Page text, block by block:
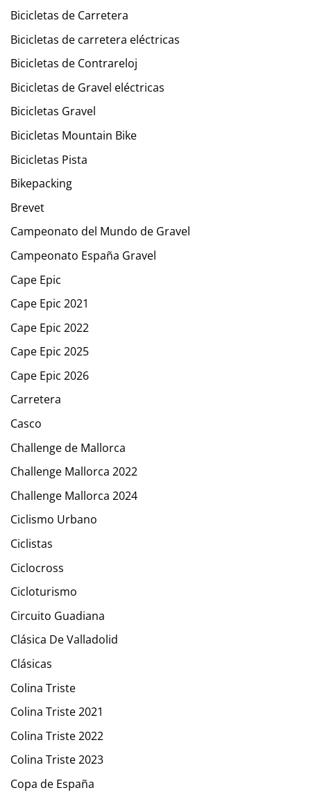
Bicicletas de Carretera
Bicicletas de carretera eléctricas
Bicicletas de Contrareloj
Bicicletas de Gravel eléctricas
Bicicletas Gravel
Bicicletas Mountain Bike
Bicicletas Pista
Bikepacking
Brevet
Campeonato del Mundo de Gravel
Campeonato España Gravel
Cape Epic
Cape Epic 2021
Cape Epic 2022
Cape Epic 2025
Cape Epic 2026
Carretera
Casco
Challenge de Mallorca
Challenge Mallorca 2022
Challenge Mallorca 2024
Ciclismo Urbano
Ciclistas
Ciclocross
Cicloturismo
Circuito Guadiana
Clásica De Valladolid
Clásicas
Colina Triste
Colina Triste 2021
Colina Triste 2022
Colina Triste 2023
Copa de España